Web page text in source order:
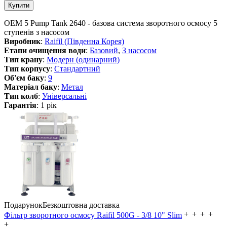
ОЕМ 5 Pump Tank 2640 - базова система зворотного осмосу 5
ступенів з насосом
Виробник: Raifil (Південна Корея)
Етапи очищення води: Базовий, З насосом
Тип крану: Модерн (одинарний)
Тип корпусу: Стандартний
Об'єм баку: 9
Матеріал баку: Метал
Тип колб: Універсальні
Гарантія: 1 рік
ПодарунокБезкоштовна доставка
Фільтр зворотного осмосу Raifil 500G - 3/8 10" Slim